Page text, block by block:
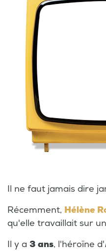
Il ne faut jamais dire
Récemment, Hélène
qu'elle travaillait sur
Il y a 3 ans, l'héroïne d'